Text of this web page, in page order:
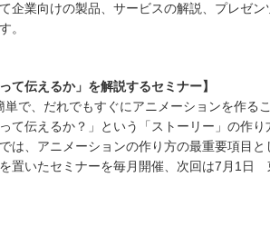
企業向けの製品、サービスの解説、プレゼ
。
て伝えるか」を解説するセミナー】
単で、だれでもすぐにアニメーションを作る
て伝えるか？」という「ストーリー」の作り
は、アニメーションの作り方の最重要項目
置いたセミナーを毎月開催、次回は7月1日